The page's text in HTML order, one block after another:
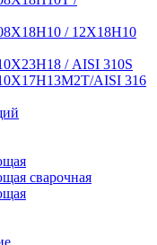
/ 12Х18Н10
/ AISI 310S
AISI 316
сварочная